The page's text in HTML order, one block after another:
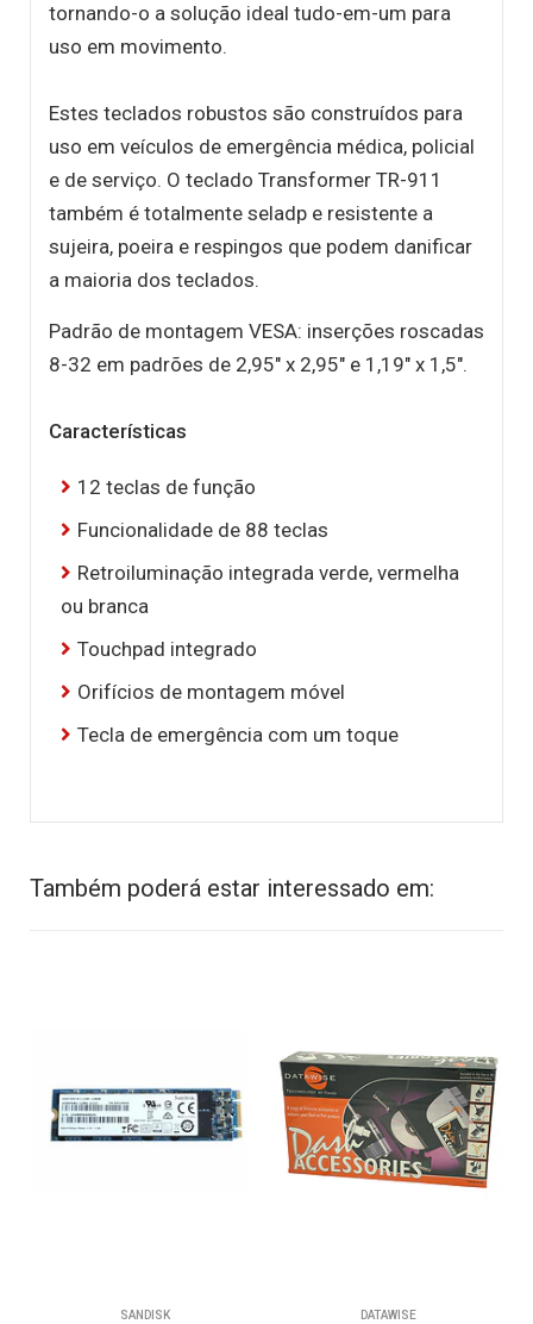
tornando-o a solução ideal tudo-em-um para
uso em movimento.
Estes teclados robustos são construídos para
uso em veículos de emergência médica, policial
e de serviço. O teclado Transformer TR-911
também é totalmente seladp e resistente a
sujeira, poeira e respingos que podem danificar
a maioria dos teclados.
Padrão de montagem VESA: inserções roscadas
8-32 em padrões de 2,95″ x 2,95″ e 1,19″ x 1,5″.
Características
12 teclas de função
Funcionalidade de 88 teclas
Retroiluminação integrada verde, vermelha
ou branca
Touchpad integrado
Orifícios de montagem móvel
Tecla de emergência com um toque
Também poderá estar interessado em:
SANDISK DATAWISE